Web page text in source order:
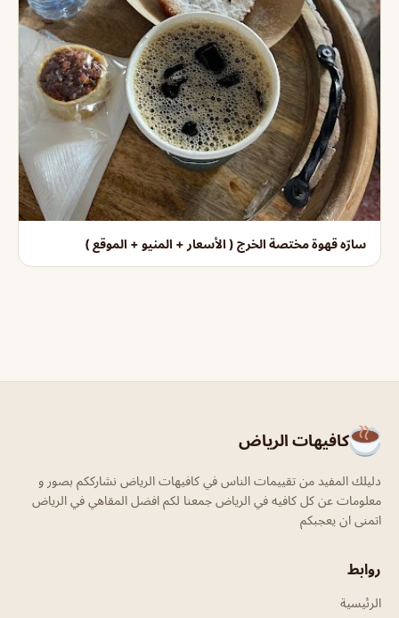
سارّه قهوة مختصة الخرج ( الأسعار + المنيو + الموقع )
كافيهات الرياض
دليلك المفيد من تقييمات الناس في كافيهات الرياض نشارككم بصور و
معلومات عن كل كافيه في الرياض جمعنا لكم افضل المقاهي في الرياض
اتمنى ان يعجبكم
روابط
الرئيسية